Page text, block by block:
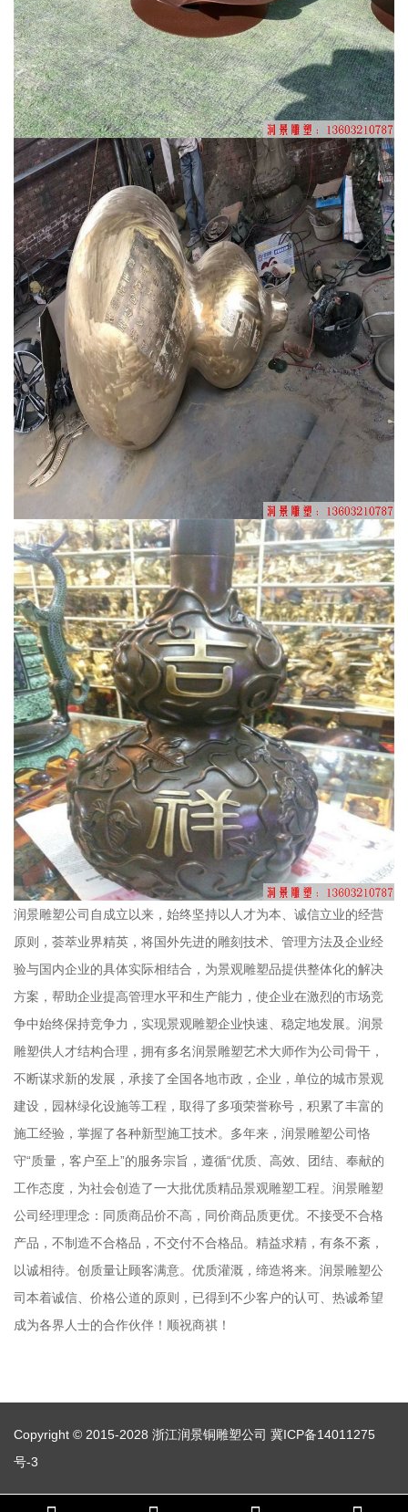
润景雕塑公司自成立以来，始终坚持以人才为本、诚信立业的经营
原则，荟萃业界精英，将国外先进的雕刻技术、管理方法及企业经
验与国内企业的具体实际相结合，为景观雕塑品提供整体化的解决
方案，帮助企业提高管理水平和生产能力，使企业在激烈的市场竞
争中始终保持竞争力，实现景观雕塑企业快速、稳定地发展。润景
雕塑供人才结构合理，拥有多名润景雕塑艺术大师作为公司骨干，
不断谋求新的发展，承接了全国各地市政，企业，单位的城市景观
建设，园林绿化设施等工程，取得了多项荣誉称号，积累了丰富的
施工经验，掌握了各种新型施工技术。多年来，润景雕塑公司恪
守“质量，客户至上”的服务宗旨，遵循“优质、高效、团结、奉献的
工作态度，为社会创造了一大批优质精品景观雕塑工程。润景雕塑
公司经理理念：同质商品价不高，同价商品质更优。不接受不合格
产品，不制造不合格品，不交付不合格品。精益求精，有条不紊，
以诚相待。创质量让顾客满意。优质灌溉，缔造将来。润景雕塑公
司本着诚信、价格公道的原则，已得到不少客户的认可、热诚希望
成为各界人士的合作伙伴！顺祝商祺！
Copyright © 2015-2028 浙江润景铜雕塑公司 冀ICP备14011275
号-3